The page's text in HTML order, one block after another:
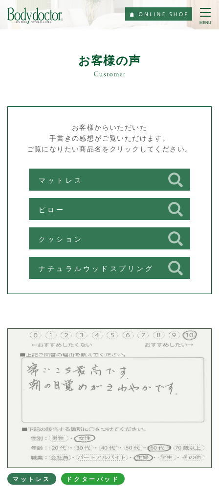
MENU
お客様の声
お客様からいただいた
手書きの感想がご覧いただけます。
ご覧になりたい商品名をクリックしてください。
マットレス
ピロー
クッション
ナチュラルウッドスプリング
マットレス ドクターパッド